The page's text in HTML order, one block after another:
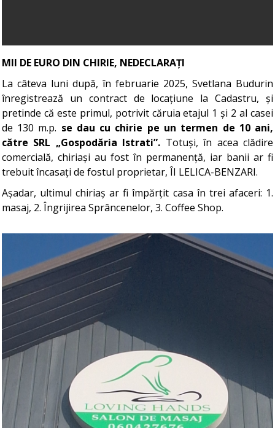
MII DE EURO DIN CHIRIE, NEDECLARAȚI
La câteva luni după, în februarie 2025, Svetlana Budurin
înregistrează un contract de locațiune la Cadastru, și
pretinde că este primul, potrivit căruia etajul 1 și 2 al casei
de 130 m.p. se dau cu chirie pe un termen de 10 ani,
către SRL „Gospodăria Istrati”. Totuși, în acea clădire
comercială, chiriași au fost în permanență, iar banii ar fi
trebuit încasați de fostul proprietar, ÎI LELICA-BENZARI.
Așadar, ultimul chiriaș ar fi împărțit casa în trei afaceri: 1.
masaj, 2. Îngrijirea Sprâncenelor, 3. Coffee Shop.